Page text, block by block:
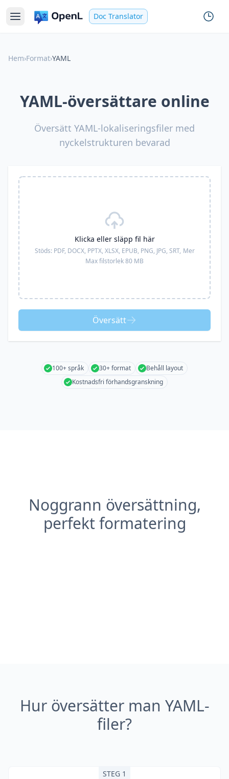
Doc Translator
Hem›Format›YAML
YAML-översättare online
Översätt YAML-lokaliseringsfiler med
nyckelstrukturen bevarad
Klicka eller släpp fil här
Stöds: PDF, DOCX, PPTX, XLSX, EPUB, PNG, JPG, SRT, Mer
Max filstorlek 80 MB
Översätt
100+ språk 30+ format
Behåll layout
Kostnadsfri förhandsgranskning
Noggrann översättning,
perfekt formatering
Hur översätter man YAML-
filer?
STEG 1